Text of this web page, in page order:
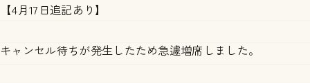
【4月17日追記あり】
キャンセル待ちが発生したため急遽増席しました。